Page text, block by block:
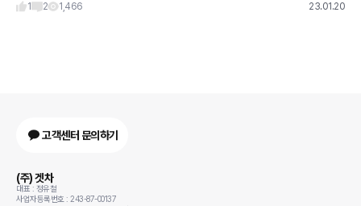
1
2 1,466 23.01.20
고객센터 문의하기
(주) 겟차
대표 : 정유철
사업자등록번호 : 243-87-00137